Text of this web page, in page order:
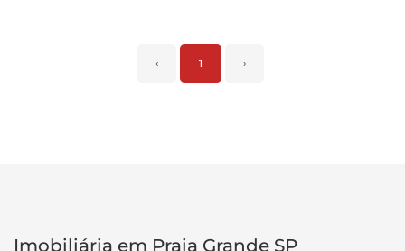
‹ 1 ›
Imobiliária em Praia Grande SP